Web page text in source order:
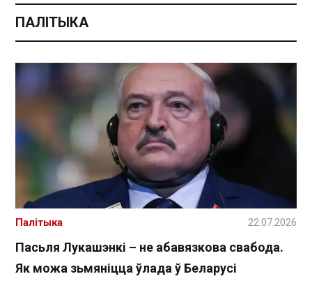
ПАЛІТЫКА
Пасьля Лукашэнкі – не абавязкова свабода.
Як можа зьмяніцца ўлада ў Беларусі
Палітыка 22.07.2026